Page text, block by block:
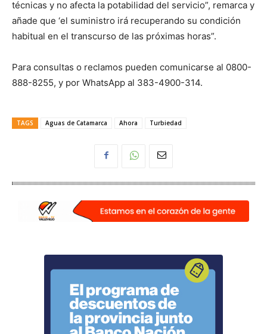
técnicas y no afecta la potabilidad del servicio”, remarca y
añade que ‘el suministro irá recuperando su condición
habitual en el transcurso de las próximas horas”.
Para consultas o reclamos pueden comunicarse al 0800-
888-8255, y por WhatsApp al 383-4900-314.
TAGS Aguas de Catamarca Ahora Turbiedad